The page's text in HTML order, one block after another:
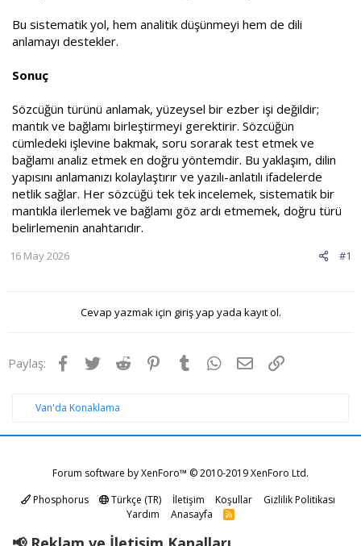
Bu sistematik yol, hem analitik düşünmeyi hem de dili
anlamayı destekler.
Sonuç
Sözcüğün türünü anlamak, yüzeysel bir ezber işi değildir;
mantık ve bağlamı birleştirmeyi gerektirir. Sözcüğün
cümledeki işlevine bakmak, soru sorarak test etmek ve
bağlamı analiz etmek en doğru yöntemdir. Bu yaklaşım, dilin
yapısını anlamanızı kolaylaştırır ve yazılı-anlatılı ifadelerde
netlik sağlar. Her sözcüğü tek tek incelemek, sistematik bir
mantıkla ilerlemek ve bağlamı göz ardı etmemek, doğru türü
belirlemenin anahtarıdır.
#1
16 May 2026
Cevap yazmak için giriş yap yada kayıt ol.
Paylaş: Facebook
TwitterReddit Pinterest
Tumblr WhatsApp
E-postaLink
Van'da Konaklama
Forum software by XenForo™ © 2010-2019 XenForo Ltd.
Phosphorus
Türkçe (TR) İletişim Koşullar
Gizlilik Politikası
Yardım
Anasayfa
R